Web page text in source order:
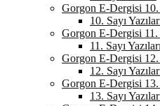
Gorgon E-Dergisi 10.
10. Sayı
Gorgon E-Dergisi 11.
11. Sayı Yazıları
Gorgon E-Dergisi 12.
12. Sayı
Gorgon E-Dergisi 13.
13. Sayı